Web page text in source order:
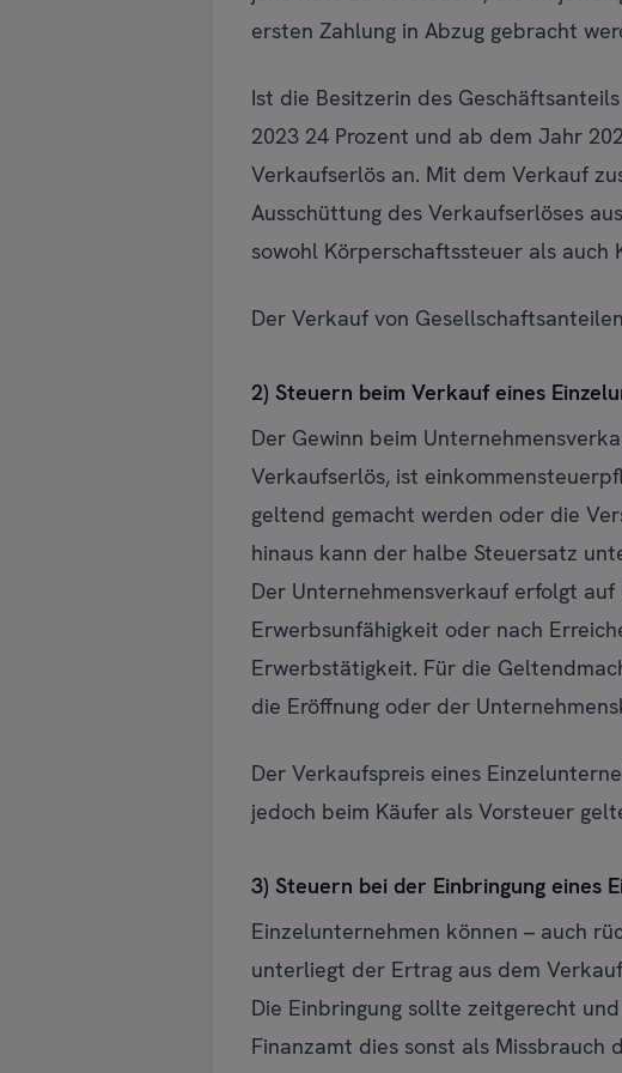
ersten Zahlung in Abzug gebracht
Ist die Besitzerin des
2023 24 Prozent und ab dem Jahr
Verkaufserlös an. Mit dem Verkauf
Ausschüttung des Verkaufserlöses
sowohl Körperschaftssteuer als auch
Der Verkauf von
2) Steuern beim Verkauf eines
Der Gewinn beim
Verkaufserlös, ist
geltend gemacht werden oder die
hinaus kann der halbe Steuersatz
Der Unternehmensverkauf erfolgt
Erwerbsunfähigkeit oder nach
Erwerbstätigkeit. Für die
die Eröffnung oder der
Der Verkaufspreis eines
jedoch beim Käufer als Vorsteuer
3) Steuern bei der Einbringung eines
Einzelunternehmen können – auch
unterliegt der Ertrag aus dem
Die Einbringung sollte zeitgerecht
Finanzamt dies sonst als